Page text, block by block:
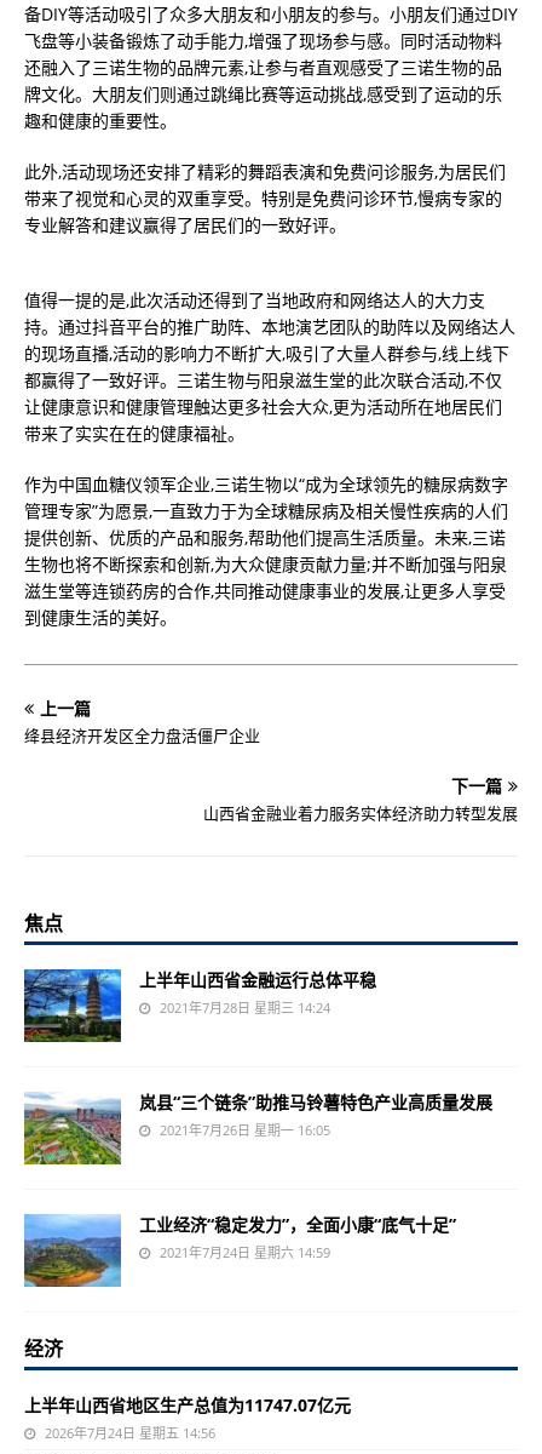
备DIY等活动吸引了众多大朋友和小朋友的参与。小朋友们通过DIY
飞盘等小装备锻炼了动手能力,增强了现场参与感。同时活动物料
还融入了三诺生物的品牌元素,让参与者直观感受了三诺生物的品
牌文化。大朋友们则通过跳绳比赛等运动挑战,感受到了运动的乐
趣和健康的重要性。
此外,活动现场还安排了精彩的舞蹈表演和免费问诊服务,为居民们
带来了视觉和心灵的双重享受。特别是免费问诊环节,慢病专家的
专业解答和建议赢得了居民们的一致好评。
值得一提的是,此次活动还得到了当地政府和网络达人的大力支
持。通过抖音平台的推广助阵、本地演艺团队的助阵以及网络达人
的现场直播,活动的影响力不断扩大,吸引了大量人群参与,线上线下
都赢得了一致好评。三诺生物与阳泉滋生堂的此次联合活动,不仅
让健康意识和健康管理触达更多社会大众,更为活动所在地居民们
带来了实实在在的健康福祉。
作为中国血糖仪领军企业,三诺生物以“成为全球领先的糖尿病数字
管理专家”为愿景,一直致力于为全球糖尿病及相关慢性疾病的人们
提供创新、优质的产品和服务,帮助他们提高生活质量。未来,三诺
生物也将不断探索和创新,为大众健康贡献力量;并不断加强与阳泉
滋生堂等连锁药房的合作,共同推动健康事业的发展,让更多人享受
到健康生活的美好。
上一篇
绛县经济开发区全力盘活僵尸企业
下一篇
山西省金融业着力服务实体经济助力转型发展
焦点
上半年山西省金融运行总体平稳
2021年7月28日 星期三 14:24
岚县“三个链条”助推马铃薯特色产业高质量发展
2021年7月26日 星期一 16:05
工业经济“稳定发力”，全面小康“底气十足”
2021年7月24日 星期六 14:59
经济
上半年山西省地区生产总值为11747.07亿元
2026年7月24日 星期五 14:56